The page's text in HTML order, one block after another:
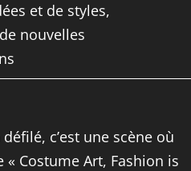
et de styles,
nouvelles
c’est une scène où
Costume Art, Fashion is